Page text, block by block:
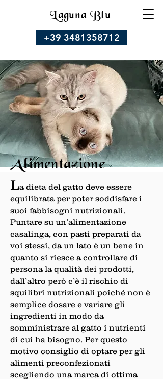
Laguna Blu
+39 3481358712
Alimentazione
La dieta del gatto deve essere
equilibrata per poter soddisfare i
suoi fabbisogni nutrizionali.
Puntare su un’alimentazione
casalinga, con pasti preparati da
voi stessi, da un lato è un bene in
quanto si riesce a controllare di
persona la qualità dei prodotti,
dall’altro però c’è il rischio di
squilibri nutrizionali poiché non è
semplice dosare e variare gli
ingredienti in modo da
somministrare al gatto i nutrienti
di cui ha bisogno. Per questo
motivo consiglio di optare per gli
alimenti preconfezionati
scegliendo una marca di ottima